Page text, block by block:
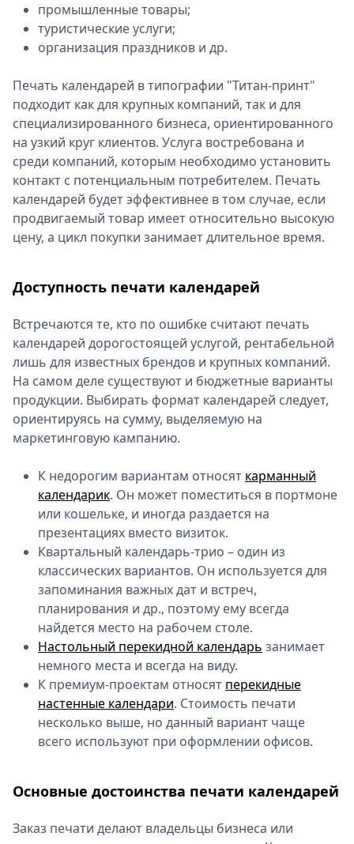
промышленные товары;
туристические услуги;
организация праздников и др.
Печать календарей в типографии "Титан-принт"
подходит как для крупных компаний, так и для
специализированного бизнеса, ориентированного
на узкий круг клиентов. Услуга востребована и
среди компаний, которым необходимо установить
контакт с потенциальным потребителем. Печать
календарей будет эффективнее в том случае, если
продвигаемый товар имеет относительно высокую
цену, а цикл покупки занимает длительное время.
Доступность печати календарей
Встречаются те, кто по ошибке считают печать
календарей дорогостоящей услугой, рентабельной
лишь для известных брендов и крупных компаний.
На самом деле существуют и бюджетные варианты
продукции. Выбирать формат календарей следует,
ориентируясь на сумму, выделяемую на
маркетинговую кампанию.
К недорогим вариантам относят карманный
календарик. Он может поместиться в портмоне
или кошельке, и иногда раздается на
презентациях вместо визиток.
Квартальный календарь-трио – один из
классических вариантов. Он используется для
запоминания важных дат и встреч,
планирования и др., поэтому ему всегда
найдется место на рабочем столе.
Настольный перекидной календарь занимает
немного места и всегда на виду.
К премиум-проектам относят перекидные
настенные календари. Стоимость печати
несколько выше, но данный вариант чаще
всего используют при оформлении офисов.
Основные достоинства печати календарей
Заказ печати делают владельцы бизнеса или